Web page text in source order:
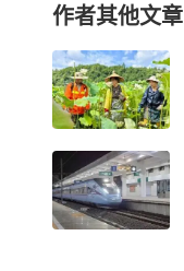
作者其他文章